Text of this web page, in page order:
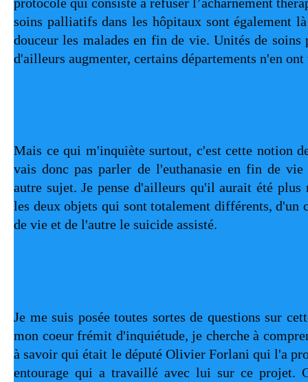
soins palliatifs dans les hôpitaux sont également
douceur les malades en fin de vie. Unités de
d'ailleurs augmenter, certains départements n'en
Mais ce qui m'inquiète surtout, c'est cette notion
vais donc pas parler de l'euthanasie en fin de
autre sujet. Je pense d'ailleurs qu'il aurait été plus
les deux objets qui sont totalement différents, d'un
de vie et de l'autre le suicide assisté.
Je me suis posée toutes sortes de questions sur
mon coeur frémit d'inquiétude, je cherche à
à savoir qui était le député Olivier Forlani qui l'a
entourage qui a travaillé avec lui sur ce projet.